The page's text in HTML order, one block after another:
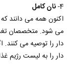
4- نان کامل
اکنون همه می دانند که
می شود. متخصصان
دار را توصیه می
دار را به لیست رژیم